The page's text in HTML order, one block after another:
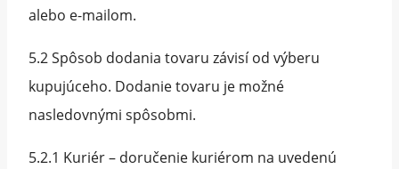
alebo e-mailom.
5.2 Spôsob dodania tovaru závisí od výberu
kupujúceho. Dodanie tovaru je možné
nasledovnými spôsobmi.
5.2.1 Kuriér – doručenie kuriérom na uvedenú